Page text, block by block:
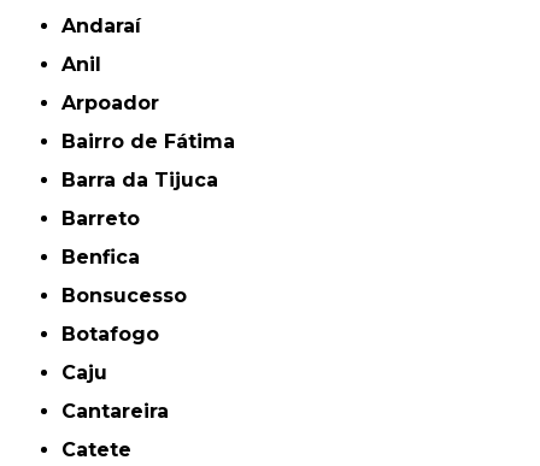
Andaraí
Anil
Arpoador
Bairro de Fátima
Barra da Tijuca
Barreto
Benfica
Bonsucesso
Botafogo
Caju
Cantareira
Catete